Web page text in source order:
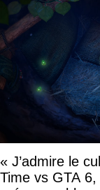
« J’admire le
Time vs GTA